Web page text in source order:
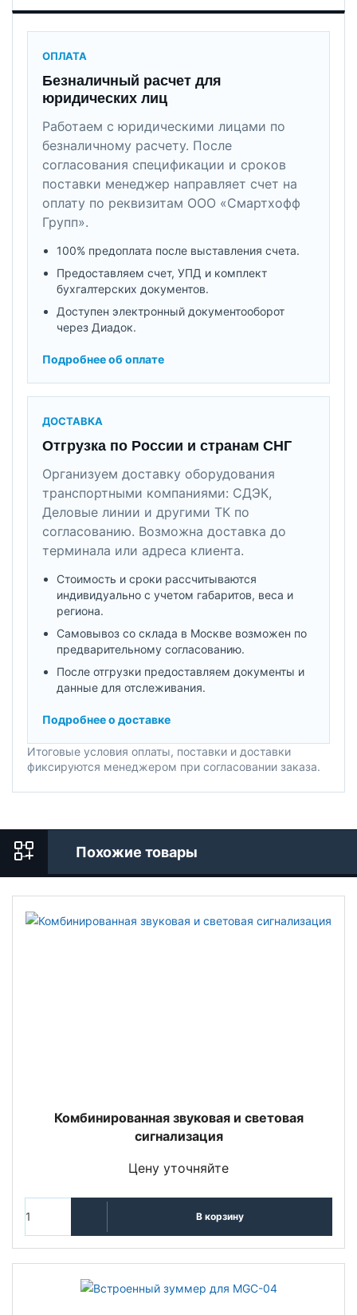
ОПЛАТА
Безналичный расчет для
юридических лиц
Работаем с юридическими лицами по
безналичному расчету. После
согласования спецификации и сроков
поставки менеджер направляет счет на
оплату по реквизитам ООО «Смартхофф
Групп».
100% предоплата после выставления счета.
Предоставляем счет, УПД и комплект
бухгалтерских документов.
Доступен электронный документооборот
через Диадок.
Подробнее об оплате
ДОСТАВКА
Отгрузка по России и странам СНГ
Организуем доставку оборудования
транспортными компаниями: СДЭК,
Деловые линии и другими ТК по
согласованию. Возможна доставка до
терминала или адреса клиента.
Стоимость и сроки рассчитываются
индивидуально с учетом габаритов, веса и
региона.
Самовывоз со склада в Москве возможен по
предварительному согласованию.
После отгрузки предоставляем документы и
данные для отслеживания.
Подробнее о доставке
Итоговые условия оплаты, поставки и доставки
фиксируются менеджером при согласовании заказа.
Похожие товары
Комбинированная звуковая и световая
сигнализация
Цену уточняйте
В корзину